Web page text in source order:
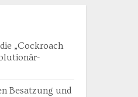
„Cockroach
Besatzung und